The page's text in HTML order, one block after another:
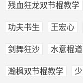
残血狂龙双节棍教学
功夫书生 王宏心
剑舞狂沙 水意棍道
瀚枫双节棍教学